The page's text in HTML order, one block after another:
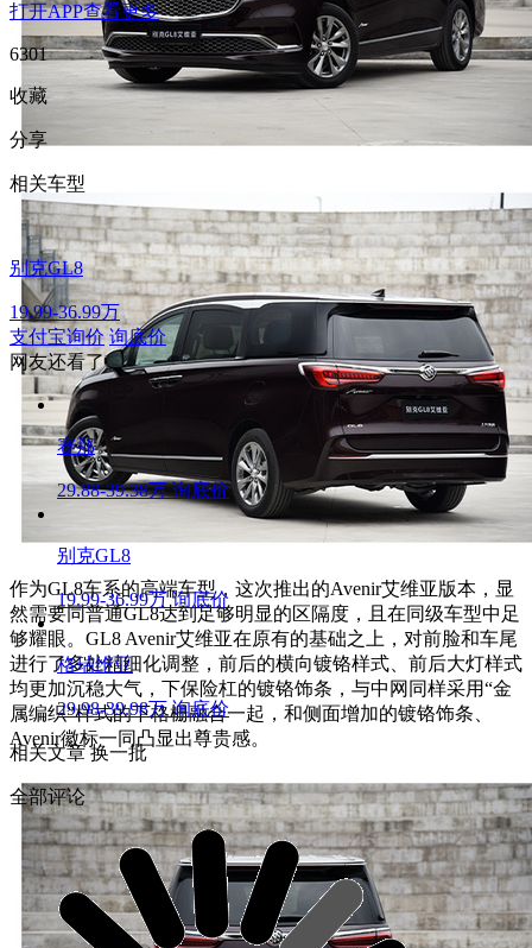
作为GL8车系的高端车型，这次推出的Avenir艾维亚版本，显
然需要同普通GL8达到足够明显的区隔度，且在同级车型中足
够耀眼。GL8 Avenir艾维亚在原有的基础之上，对前脸和车尾
进行了多处精细化调整，前后的横向镀铬样式、前后大灯样式
均更加沉稳大气，下保险杠的镀铬饰条，与中网同样采用“金
属编织”样式的下格栅融合一起，和侧面增加的镀铬饰条、
Avenir徽标一同凸显出尊贵感。
打开APP查看更多
6301
收藏
分享
相关车型
别克GL8
19.99-36.99万
支付宝询价 询底价
网友还看了
赛那
29.88-39.38万 询底价
别克GL8
19.99-36.99万 询底价
格瑞维亚
29.98-39.98万 询底价
相关文章换一批
全部评论